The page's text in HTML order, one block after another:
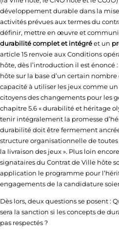
développement durable dans la
activités prévues aux termes du
définir, mettre en œuvre et
durabilité complet et intégréet un
article 15 renvoie aux Conditions
hôte, dès l’introduction il est énoncé
hôte sur la base d’un certain
capacité à utiliser les jeux comme
citoyens des changements pour les
chapitre 5.6 « durabilité et héritage
tenir intégralement la promesse
durabilité doit être fermement
structure organisationnelle de toutes
la livraison des jeux ». Plus loin
signataires du Contrat de Ville hôte
application le programme pour
engagements de la candidature
Dès lors, deux questions se posent :
sera la sanction si les concepts de
pas respectés ?